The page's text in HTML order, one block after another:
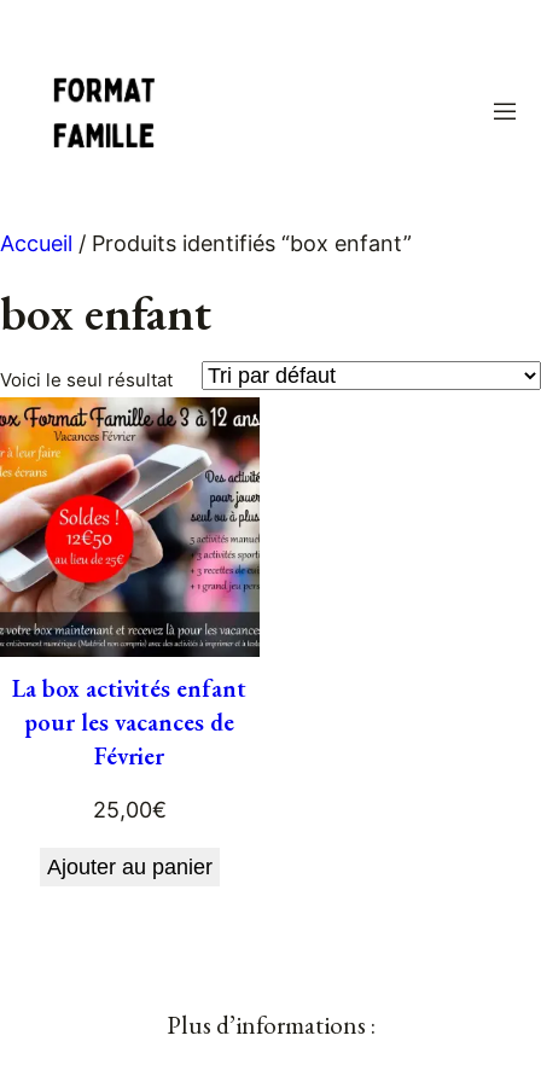
contenu
Accueil / Produits identifiés “box enfant”
box enfant
Voici le seul résultat
La box activités enfant
pour les vacances de
Février
25,00€
Ajouter au panier
Plus d’informations :